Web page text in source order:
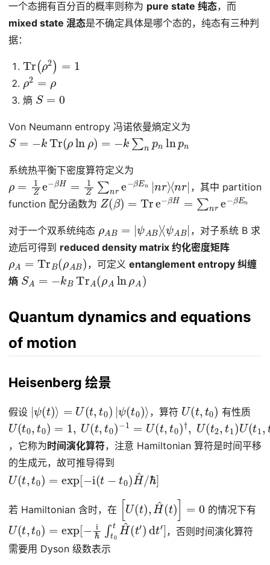
一个态拥有百分百的概率则称为 pure state 纯态，而
mixed state 混态是不确定具体是哪个态的，纯态有三种判
据：
Tr ρ 2)
ρ2 =
熵 S=0
Von Neumann entropy 冯诺依曼熵定义为
S= Tr (ρ ln ρ) − k ∑ n pnlnpn
系统热平衡下密度算符定义为
ρ = Ze−βH=1Z∑ nre− En| nr n
，其中 partition
function 配分函数为 Z(β)= Tre − H= ∑n re−β E n
对于一个双系统纯态 ψ A ⟩
，对子系统 B 求
迹后可得到 reduced density matrix 约化密度矩阵
ρA= TrB ρA ，可定义 entanglement entropy 纠缠
熵 SA −kB TrA(ρ Alnρ
Quantum dynamics and equations
of motion
Heisenberg 绘景
假设 | ψ (t)⟩ U(t,t 0) ψ t 0) ⟩ ，算符 U(t 0 ) 有性质
U(t0, t 0)= , (t,t0 )−1=U(t,t0)†, U (t2,t1 U (t1,t0
，它称为时间演化算符，注意 Hamiltonian 算符是时间平移
的生成元，故可推导得到
U(t t0 ) − (t − )H^/ℏ ]
若 Hamiltonian 含时，在 [U(t), H^(t)] 的情况下有
U(t t0 ) − ℏ∫ 0tH^(t′)dt ′] ，否则时间演化算符
需要用 Dyson 级数表示